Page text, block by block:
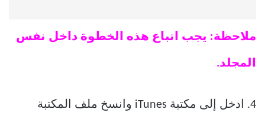
ملاحظة: يجب اتباع هذه الخطوة داخل نفس
المجلد.
4. ادخل إلى مكتبة iTunes وانسخ ملف المكتبة